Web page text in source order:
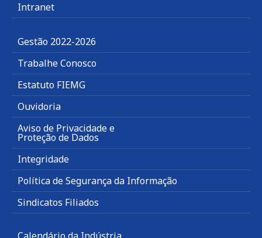
Intranet
Gestão 2022-2026
Trabalhe Conosco
Estatuto FIEMG
Ouvidoria
Aviso de Privacidade e
Proteção de Dados
Integridade
Política de Segurança da Informação
Sindicatos Filiados